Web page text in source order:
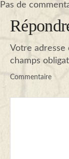
Pas de
Votre adresse
champs
Commentaire